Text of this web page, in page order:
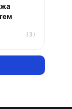
(3)